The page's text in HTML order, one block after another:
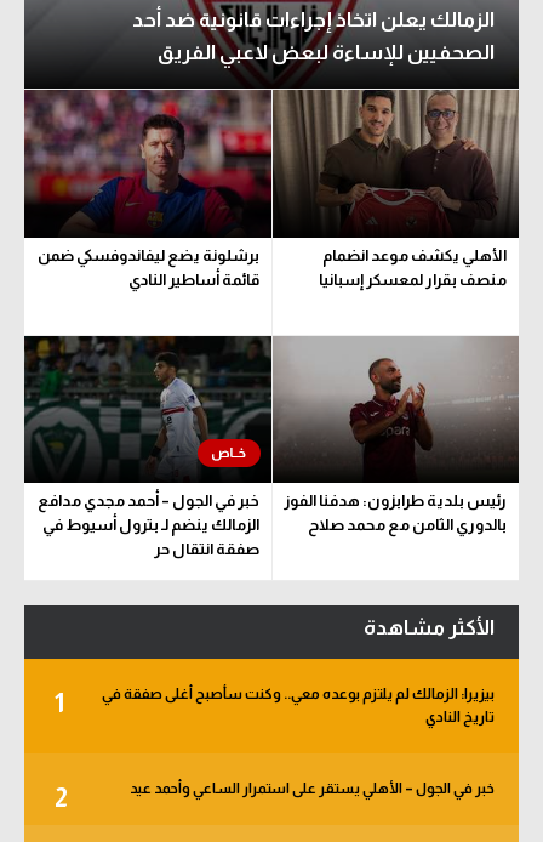
الزمالك يعلن اتخاذ إجراءات قانونية ضد أحد
الصحفيين للإساءة لبعض لاعبي الفريق
الأهلي يكشف موعد انضمام
منصف بقرار لمعسكر إسبانيا
برشلونة يضع ليفاندوفسكي ضمن
قائمة أساطير النادي
رئيس بلدية طرابزون: هدفنا الفوز
بالدوري الثامن مع محمد صلاح
خبر في الجول – أحمد مجدي مدافع
الزمالك ينضم لـ بترول أسيوط في
صفقة انتقال حر
الأكثر مشاهدة
1
بيزيرا: الزمالك لم يلتزم بوعده معي.. وكنت سأصبح أغلى صفقة في
تاريخ النادي
2 خبر في الجول – الأهلي يستقر على استمرار الساعي وأحمد عيد